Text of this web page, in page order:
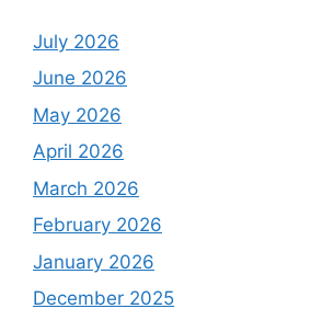
July 2026
June 2026
May 2026
April 2026
March 2026
February 2026
January 2026
December 2025